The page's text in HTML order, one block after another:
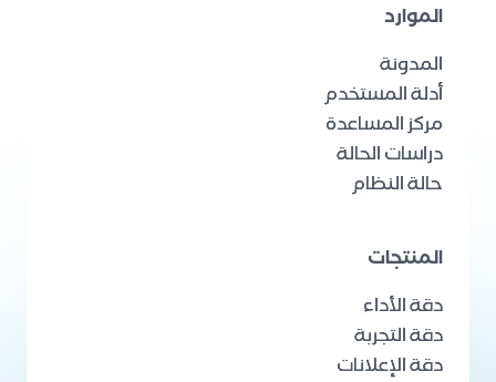
الموارد
المدونة
أدلة المستخدم
مركز المساعدة
دراسات الحالة
حالة النظام
المنتجات
دقة الأداء
دقة التجربة
دقة الإعلانات